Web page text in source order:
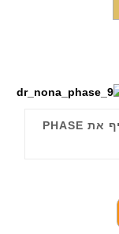
PHASE 9 דר נונה לשיער והעור מחליף את PHASE